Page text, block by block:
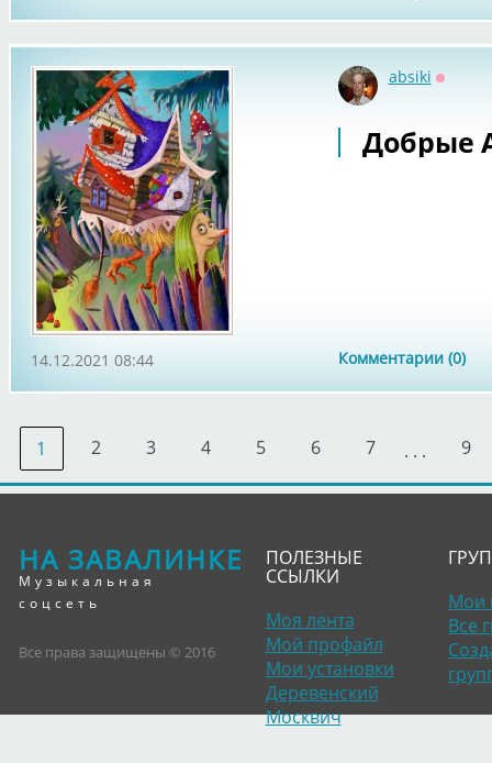
absiki
Добрые
Комментарии (0)
14.12.2021 08:44
1 2 3 4 5 6 7 . . . 9
НА ЗАВАЛИНКЕ
Музыкальная
соцсеть
Все права защищены © 2016
ПОЛЕЗНЫЕ
ССЫЛКИ
Моя лента
Мой профайл
Мои установки
Деревенский
Москвич
Мои
Все